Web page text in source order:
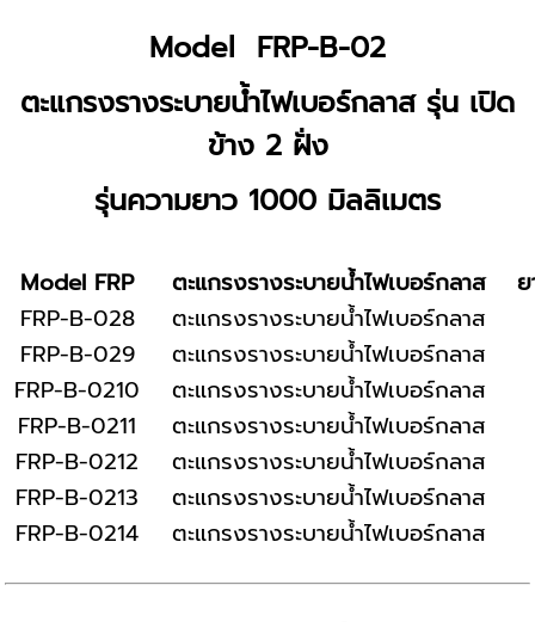
Model FRP-B-02
ตะแกรงรางระบายน้ำไฟเบอร์กลาส รุ่น เปิด
ข้าง 2 ฝั่ง
รุ่นความยาว 1000 มิลลิเมตร
Model FRP ตะแกรงรางระบายน้ำไฟเบอร์กลาส
FRP-B-028
ตะแกรงรางระบายน้ำไฟเบอร์กลาส
FRP-B-029
ตะแกรงรางระบายน้ำไฟเบอร์กลาส
FRP-B-0210
ตะแกรงรางระบายน้ำไฟเบอร์กลาส
FRP-B-0211
ตะแกรงรางระบายน้ำไฟเบอร์กลาส
FRP-B-0212
ตะแกรงรางระบายน้ำไฟเบอร์กลาส
FRP-B-0213
ตะแกรงรางระบายน้ำไฟเบอร์กลาส
FRP-B-0214
ตะแกรงรางระบายน้ำไฟเบอร์กลาส